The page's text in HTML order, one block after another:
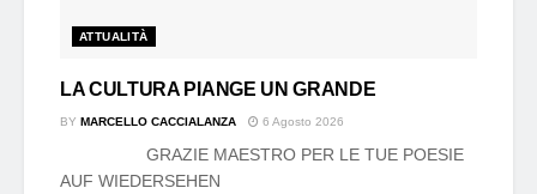
ATTUALITÀ
LA CULTURA PIANGE UN GRANDE
BY MARCELLO CACCIALANZA 6 Agosto 2026
GRAZIE MAESTRO PER LE TUE POESIE
AUF WIEDERSEHEN